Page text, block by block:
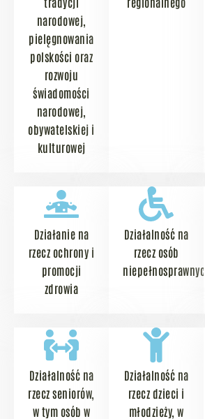
narodowej,
pielęgnowania
polskości oraz
rozwoju
świadomości
narodowej,
obywatelskiej i
kulturowej
Działanie na
rzecz ochrony i
promocji
zdrowia
Działalność na
rzecz osób
niepełnosprawnych
Działalność na
rzecz seniorów,
w tym osób w
Działalność na
rzecz dzieci i
młodzieży, w